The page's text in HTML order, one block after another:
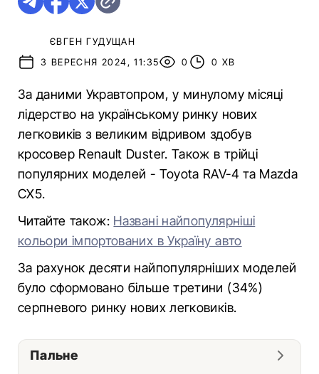
ЄВГЕН ГУДУЩАН
3 ВЕРЕСНЯ 2024, 11:35
0 0 ХВ
За даними Укравтопром, у минулому місяці
лідерство на українському ринку нових
легковиків з великим відривом здобув
кросовер Renault Duster. Також в трійці
популярних моделей - Toyota RAV-4 та Mazda
CX5.
Читайте також: Названі найпопулярніші
кольори імпортованих в Україну авто
За рахунок десяти найпопулярніших моделей
було сформовано більше третини (34%)
серпневого ринку нових легковиків.
Пальне